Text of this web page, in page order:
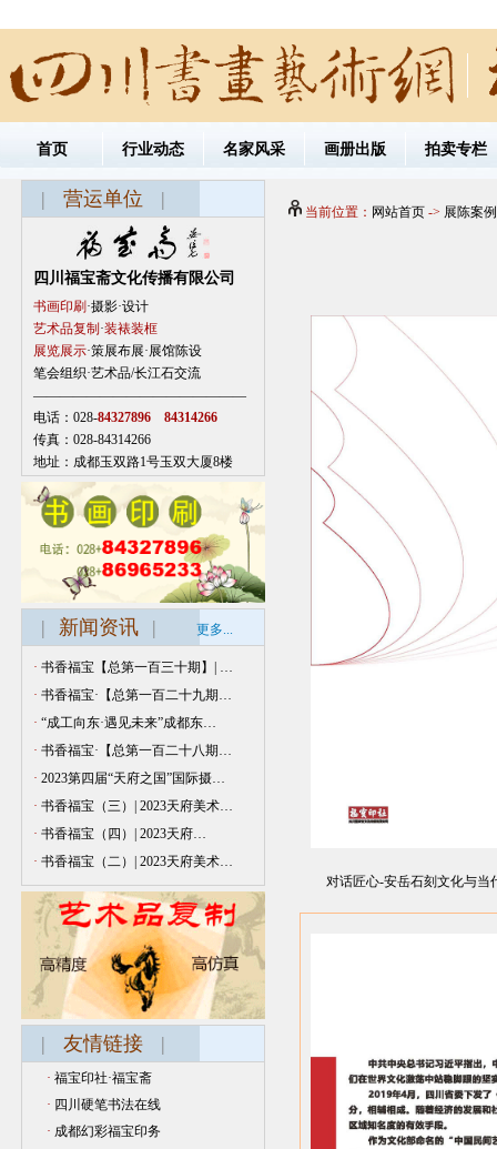
首页 行业动态 名家风采 画册出版 拍卖专栏
| 营运单位 |
四川福宝斋文化传播有限公司
书画印刷 ·摄影·设计
艺术品复制 ·装裱装框
展览展示·策展布展·展馆陈设
笔会组织·艺术品/长江石交流
————————————————
电话：028-84327896 84314266
传真：028-84314266
地址：成都玉双路1号玉双大厦8楼
| 新闻资讯 | 更多...
· 书香福宝【总第一百三十期】| …
· 书香福宝·【总第一百二十九期…
· “成工向东·遇见未来”成都东…
· 书香福宝·【总第一百二十八期…
· 2023第四届“天府之国”国际摄…
· 书香福宝（三）| 2023天府美术…
· 书香福宝（四）| 2023天府…
· 书香福宝（二）| 2023天府美术…
| 友情链接 |
· 福宝印社·福宝斋
· 四川硬笔书法在线
· 成都幻彩福宝印务
当前位置： 网站首页 -> 展陈案例
对话匠心-安岳石刻文化与当